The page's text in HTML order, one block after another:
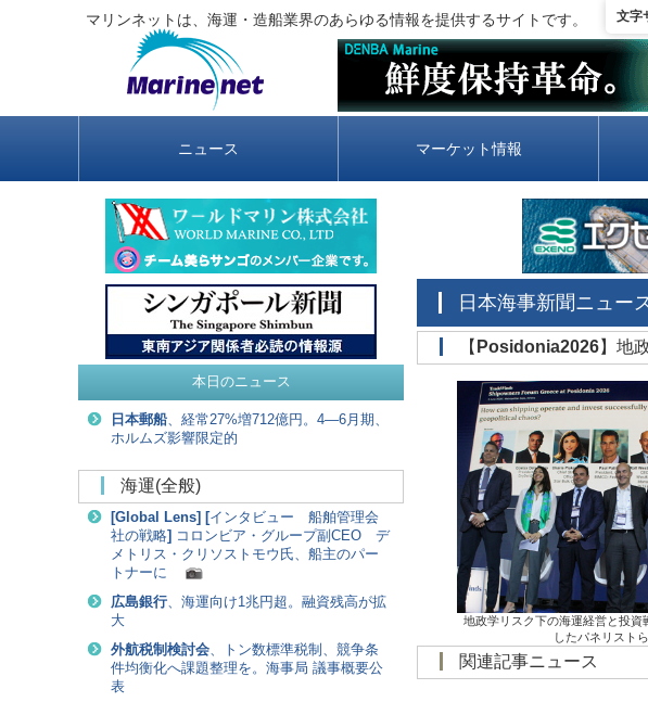
マリンネットは、海運・造船業界のあらゆる情報を提供するサイトです。 文字
ニュース マーケット情報
日本海事新聞ニュー
‌【 Posidonia2026】地
地政学リスク下の海運経営と投資
したパネリストら
関連記事ニュース
本日のニュース
日本郵船、経常27%増712億円。4―6月期、
ホルムズ影響限定的
海運(全般)
[Global Lens] [インタビュー 船舶管理会
社の戦略] コロンビア・グループ副CEO デ
メトリス・クリソストモウ氏、船主のパー
トナーに
広島銀行、海運向け1兆円超。融資残高が拡
大
外航税制検討会、トン数標準税制、競争条
件均衡化へ課題整理を。海事局 議事概要公
表